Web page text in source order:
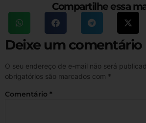
Compartilhe essa
Deixe um comentário
O seu endereço de e-mail não será
obrigatórios são marcados com *
Comentário *